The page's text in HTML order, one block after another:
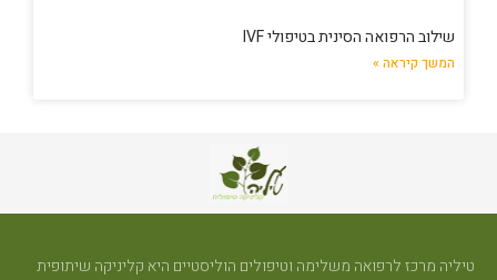
שילוב הרפואה הסינית בטיפולי IVF
המשך קיראה »
טיליה מרכז לרפואה משלימה וטיפולים הוליסטיים היא קליניקה שיתופית